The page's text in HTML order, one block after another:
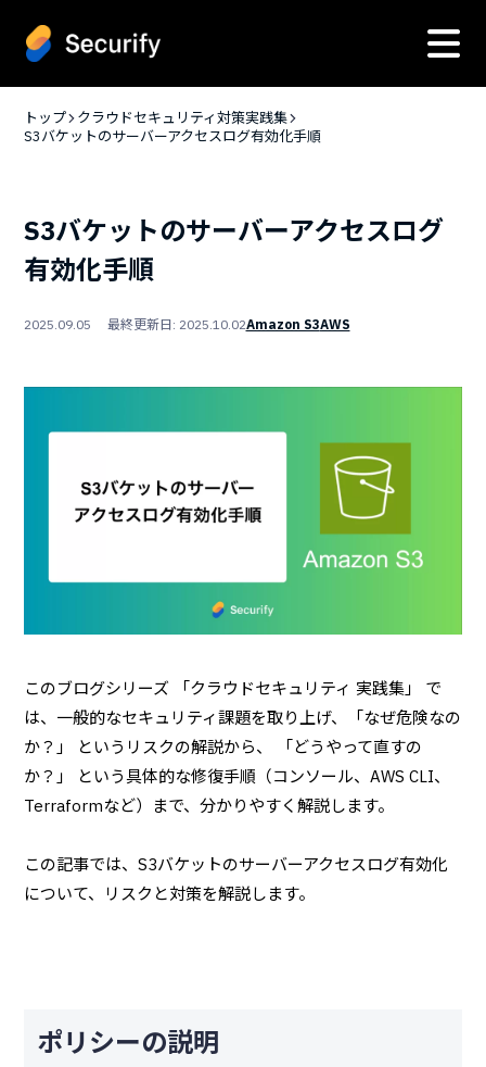
トップ
クラウドセキュリティ対策実践集
S3バケットのサーバーアクセスログ有効化手順
S3バケットのサーバーアクセスログ
有効化手順
2025.09.05 最終更新日: 2025.10.02Amazon S3AWS
このブログシリーズ 「クラウドセキュリティ 実践集」 で
は、一般的なセキュリティ課題を取り上げ、「なぜ危険なの
か？」 というリスクの解説から、 「どうやって直すの
か？」 という具体的な修復手順（コンソール、AWS CLI、
Terraformなど）まで、分かりやすく解説します。
この記事では、S3バケットのサーバーアクセスログ有効化
について、リスクと対策を解説します。
ポリシーの説明